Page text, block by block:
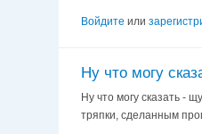
Войдите или
Ну что могу
Ну что могу сказать -
тряпки, сделанным